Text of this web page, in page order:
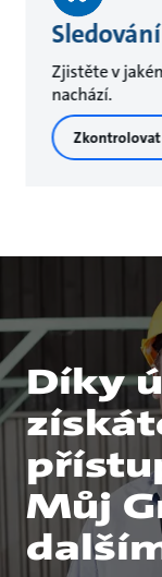
Zjistěte v
nachází.
Díky
Můj